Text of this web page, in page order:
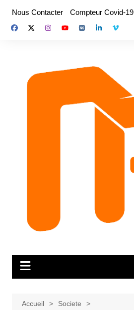
contenu
Nous Contacter Compteur Covid-19
Accueil
Societe